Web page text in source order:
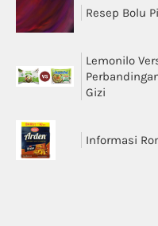
Resep Bolu
Lemonilo
Gizi
Informasi